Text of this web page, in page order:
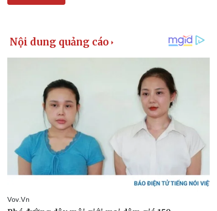
Tin nóng
Tư vấn luật
Quân sự - Quốc phòng
Việt Nam